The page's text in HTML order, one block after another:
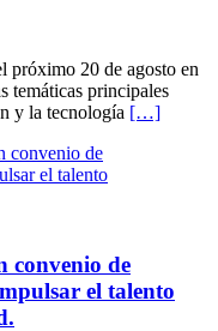
próximo 20 de agosto en
temáticas principales
y la tecnología […]
convenio de
el talento